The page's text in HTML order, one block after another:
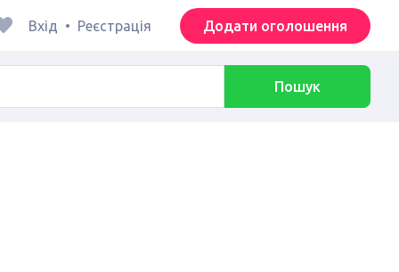
Вхід • Реєстрація Додати оголошення
Пошук